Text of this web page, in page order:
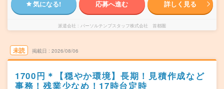
気になる! 応募へ進む 詳しく見る
派遣会社 パーソルテンプスタッフ株式会社 首都圏
未読 掲載日 2026/08/06
1700円＊【穏やか環境】長期！見積作成など
事務！残業少なめ！17時台定時